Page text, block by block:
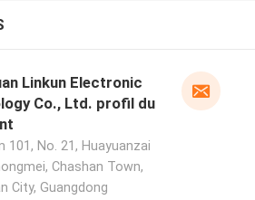
Linkun Electronic
Co., Ltd. profil du
101, No. 21, Huayuanzai
Chashan Town,
City, Guangdong